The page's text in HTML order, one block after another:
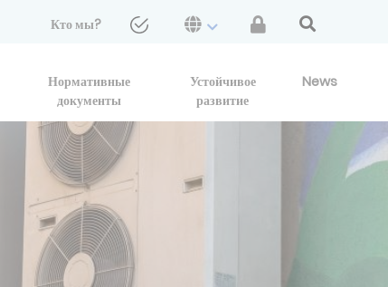
Кто мы?
Нормативные
документы
Устойчивое
развитие
News